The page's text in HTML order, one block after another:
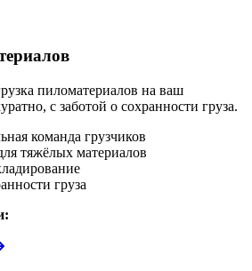
пиломатериалов на ваш
с заботой о сохранности груза.
команда грузчиков
тяжёлых материалов
груза